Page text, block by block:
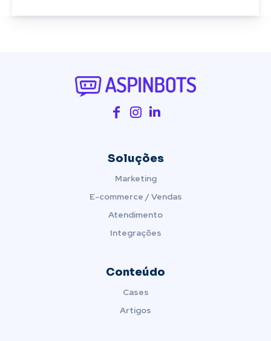
Soluções
Marketing
E-commerce / Vendas
Atendimento
Integrações
Conteúdo
Cases
Artigos